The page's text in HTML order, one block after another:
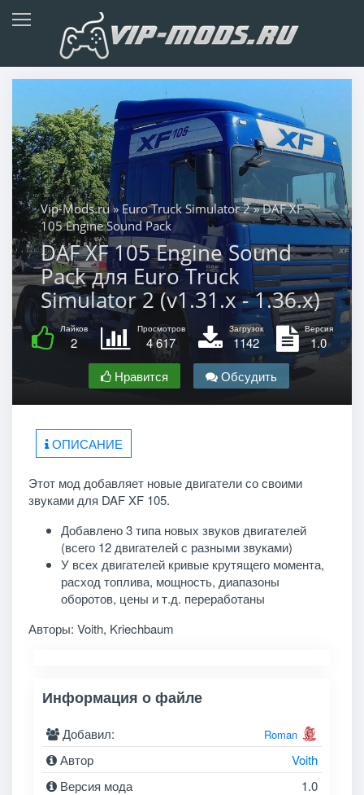
Vip-Mods.ru»Euro Truck Simulator 2» DAF XF
105 Engine Sound Pack
DAF XF 105 Engine Sound
Pack для Euro Truck
Simulator 2 (v1.31.x - 1.36.x)
Лайков
2
Просмотров
4 617
Загрузок
1142
Версия
1.0
Нравится
Обсудить
ОПИСАНИЕ
Этот мод добавляет новые двигатели со своими
звуками для DAF XF 105.
Добавлено 3 типа новых звуков двигателей
(всего 12 двигателей с разными звуками)
У всех двигателей кривые крутящего момента,
расход топлива, мощность, диапазоны
оборотов, цены и т.д. переработаны
Авторы: Voith, Kriechbaum
Информация о файле
Добавил: Roman
Автор
Voith
Версия мода
1.0